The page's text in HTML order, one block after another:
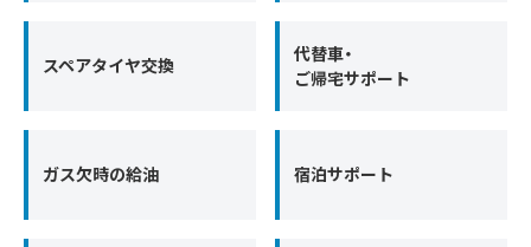
スペアタイヤ交換
代替車・
ご帰宅サポート
ガス欠時の給油 宿泊サポート